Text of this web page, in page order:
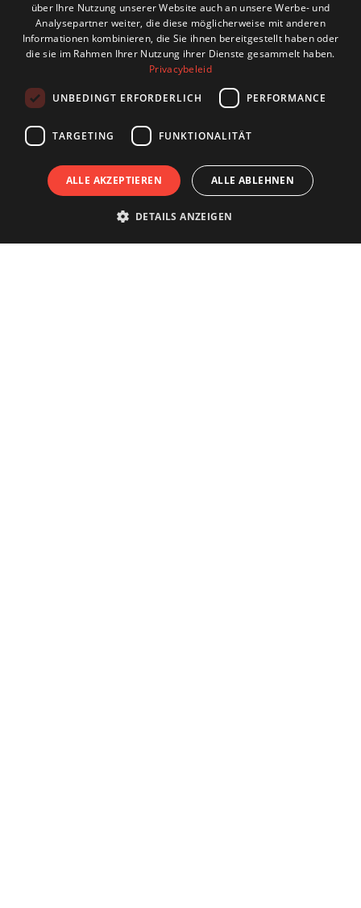
GERMAN
FRENCH
über Ihre Nutzung unserer Website auch an unsere Werbe- und
Analysepartner weiter, die diese möglicherweise mit anderen
Informationen kombinieren, die Sie ihnen bereitgestellt haben oder
die sie im Rahmen Ihrer Nutzung ihrer Dienste gesammelt haben.
Privacybeleid
UNBEDINGT ERFORDERLICH PERFORMANCE
TARGETING FUNKTIONALITÄT
ALLE AKZEPTIEREN ALLE ABLEHNEN
DETAILS ANZEIGEN